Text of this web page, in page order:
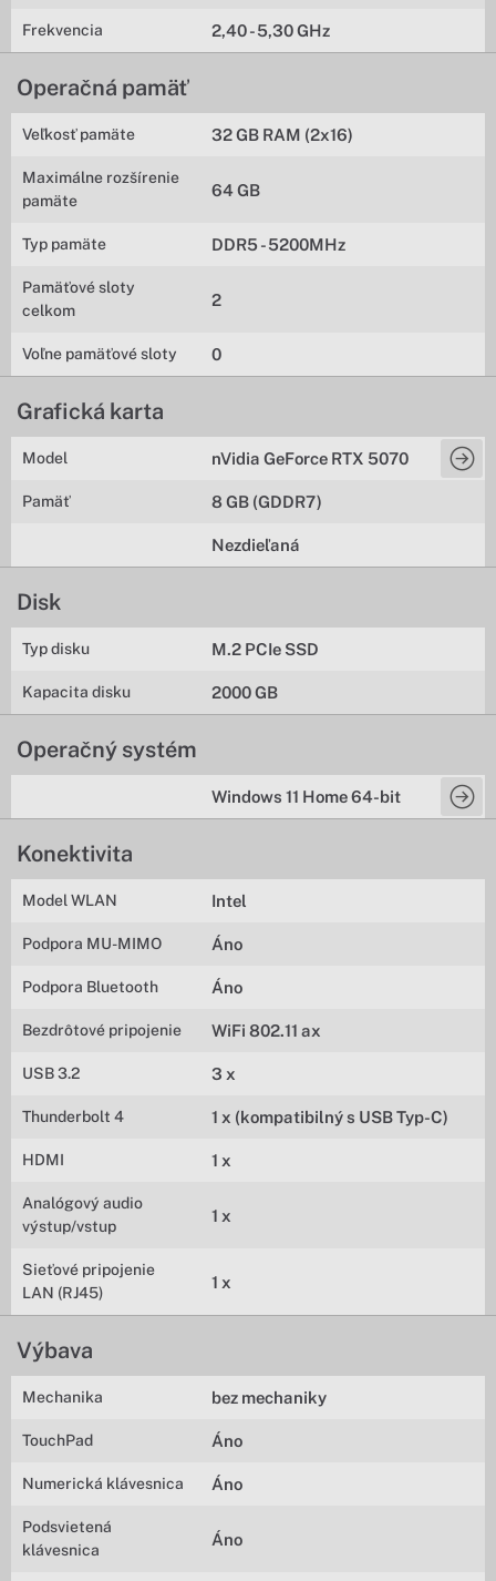
Frekvencia 2,40 - 5,30 GHz
Operačná pamäť
Veľkosť pamäte 32 GB RAM (2x16)
Maximálne rozšírenie
pamäte
64 GB
Typ pamäte DDR5 - 5200MHz
Pamäťové sloty
celkom
2
Voľne pamäťové sloty 0
Grafická karta
Model nVidia GeForce RTX 5070
Pamäť 8 GB (GDDR7)
Nezdieľaná
Disk
Typ disku M.2 PCIe SSD
Kapacita disku 2000 GB
Operačný systém
Windows 11 Home 64-bit
Konektivita
Model WLAN Intel
Podpora MU-MIMO Áno
Podpora Bluetooth Áno
Bezdrôtové pripojenie WiFi 802.11 ax
USB 3.2 3 x
Thunderbolt 4 1 x (kompatibilný s USB Typ-C)
HDMI 1 x
Analógový audio
výstup/vstup
1 x
Sieťové pripojenie
LAN (RJ45)
1 x
Výbava
Mechanika bez mechaniky
TouchPad Áno
Numerická klávesnica Áno
Podsvietená
klávesnica
Áno